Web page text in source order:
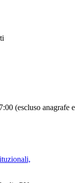
(escluso anagrafe e